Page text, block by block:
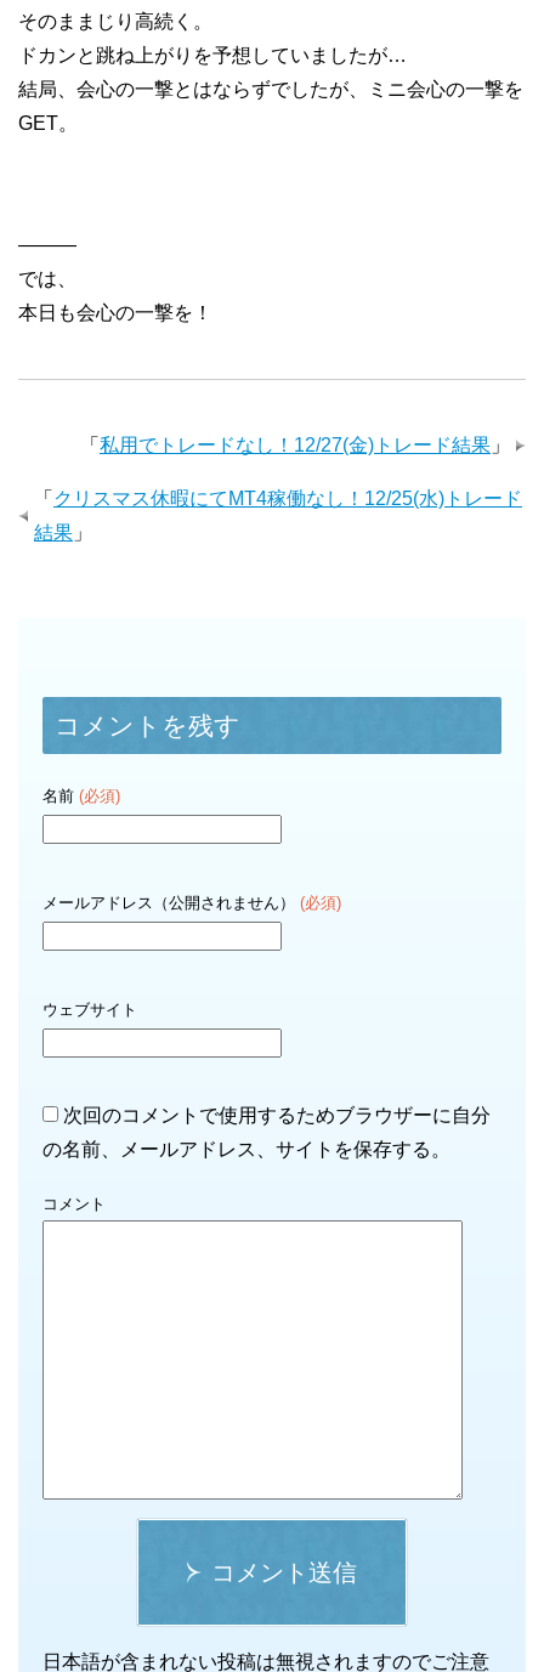
そのままじり高続く。
ドカンと跳ね上がりを予想していましたが…
結局、会心の一撃とはならずでしたが、ミニ会心の一撃を
GET。
———
では、
本日も会心の一撃を！
「 私用でトレードなし！12/27(金)トレード結果 」
「 クリスマス休暇にてMT4稼働なし！12/25(水)トレード
結果 」
コメントを残す
名前 (必須)
メールアドレス（公開されません） (必須)
ウェブサイト
次回のコメントで使用するためブラウザーに自分
の名前、メールアドレス、サイトを保存する。
コメント
コメント送信
日本語が含まれない投稿は無視されますのでご注意